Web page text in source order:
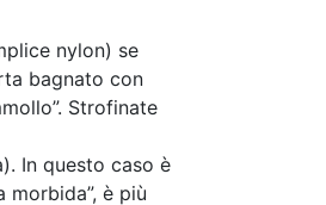
nylon) se
bagnato con
Strofinate
In questo caso è
è più